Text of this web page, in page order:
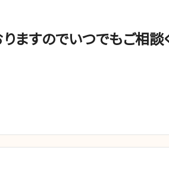
ますのでいつでもご相談